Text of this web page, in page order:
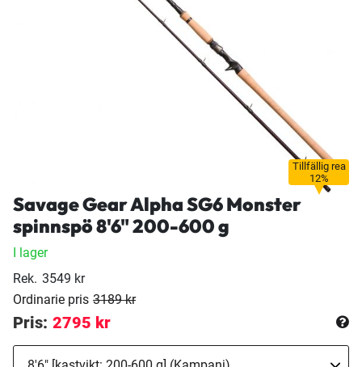
Tillfällig rea
12%
Savage Gear Alpha SG6 Monster
spinnspö 8'6" 200-600 g
I lager
Rek. 3549 kr
Ordinarie pris 3189 kr
Pris: 2795 kr